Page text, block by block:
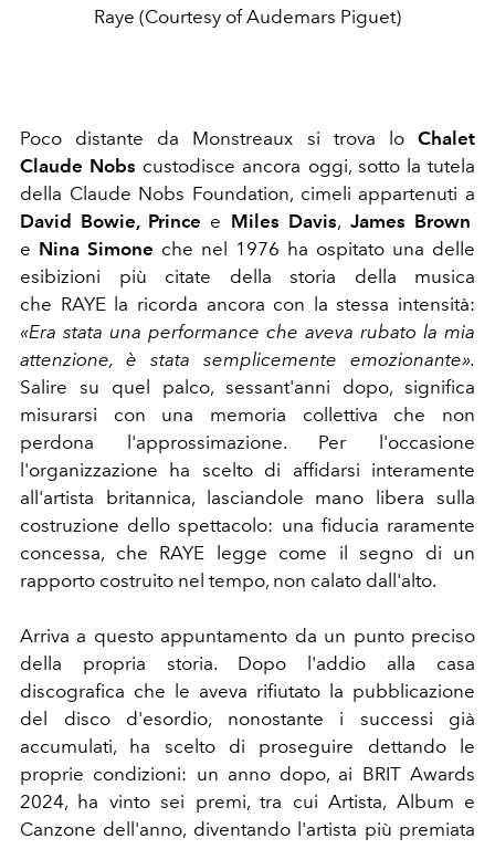
Raye (Courtesy of Audemars Piguet)
Poco distante da Monstreaux si trova lo Chalet
Claude Nobs custodisce ancora oggi, sotto la tutela
della Claude Nobs Foundation, cimeli appartenuti a
David Bowie, Prince e Miles Davis, James Brown
e Nina Simone che nel 1976 ha ospitato una delle
esibizioni più citate della storia della musica
che RAYE la ricorda ancora con la stessa intensità:
«Era stata una performance che aveva rubato la mia
attenzione, è stata semplicemente emozionante».
Salire su quel palco, sessant'anni dopo, significa
misurarsi con una memoria collettiva che non
perdona l'approssimazione. Per l'occasione
l'organizzazione ha scelto di affidarsi interamente
all'artista britannica, lasciandole mano libera sulla
costruzione dello spettacolo: una fiducia raramente
concessa, che RAYE legge come il segno di un
rapporto costruito nel tempo, non calato dall'alto.
Arriva a questo appuntamento da un punto preciso
della propria storia. Dopo l'addio alla casa
discografica che le aveva rifiutato la pubblicazione
del disco d'esordio, nonostante i successi già
accumulati, ha scelto di proseguire dettando le
proprie condizioni: un anno dopo, ai BRIT Awards
2024, ha vinto sei premi, tra cui Artista, Album e
Canzone dell'anno, diventando l'artista più premiata